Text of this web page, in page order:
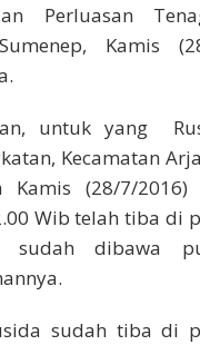
Perluasan
Kamis
untuk yang
Kecamatan
Kamis (28/7/
Wib telah tiba di
sudah dibawa
sudah tiba di